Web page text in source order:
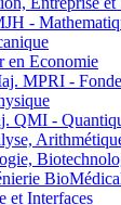
-
Economie
MPRI -
-
Interfaces